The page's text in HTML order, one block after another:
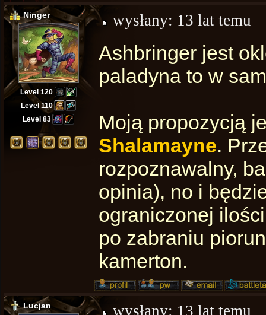
Ninger
Level 120
Level 110
Level 83
wysłany: 13 lat temu
Ashbringer jest
paladyna to w
Moją propozycją
Shalamayne.
rozpoznawalny,
opinia), no i
ograniczonej
po zabraniu
kamerton.
Lucjan wysłany: 13 lat temu